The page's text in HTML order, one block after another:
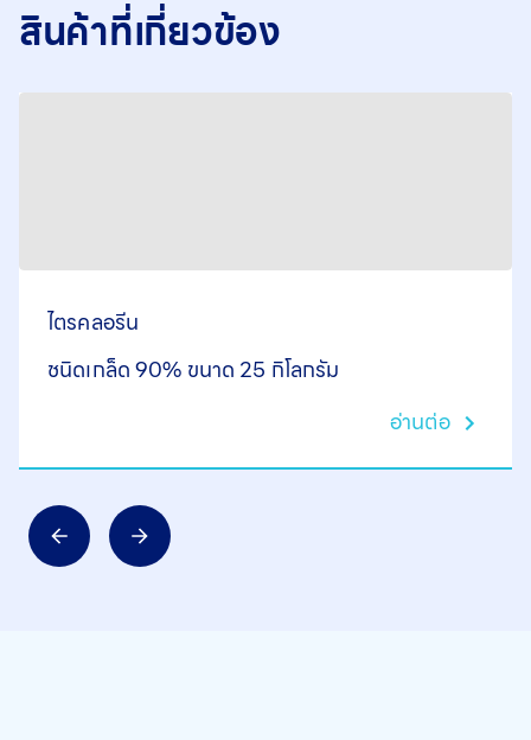
สินค้าที่เกี่ยวข้อง
ไตรคลอรีน
ชนิดเกล็ด 90% ขนาด 25 กิโลกรัม
อ่านต่อ